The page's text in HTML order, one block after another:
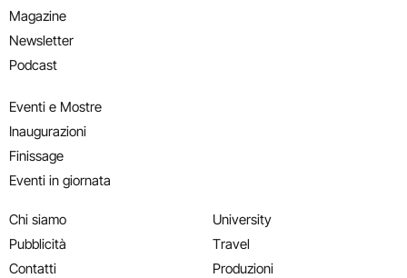
Magazine
Newsletter
Podcast
Eventi e Mostre
Inaugurazioni
Finissage
Eventi in giornata
Chi siamo
Pubblicità
Contatti
University
Travel
Produzioni